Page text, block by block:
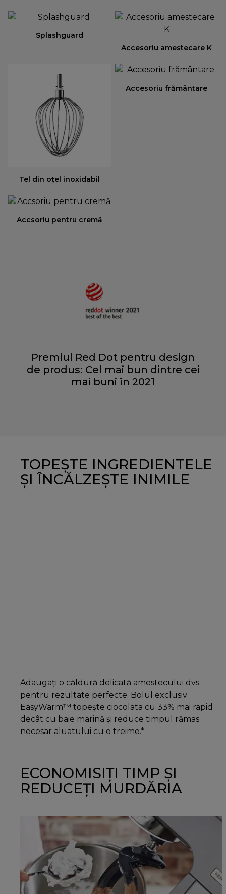
Splashguard
Accesoriu amestecare K
Tel din oţel inoxidabil
Accesoriu frământare
Accsoriu pentru cremă
Premiul Red Dot pentru design
de produs: Cel mai bun dintre cei
mai buni în 2021
TOPEŞTE INGREDIENTELE
ŞI ÎNCĂLZEŞTE INIMILE
Adaugați o căldură delicată amestecului dvs.
pentru rezultate perfecte. Bolul exclusiv
EasyWarm™ topește ciocolata cu 33% mai rapid
decât cu baie marină și reduce timpul rămas
necesar aluatului cu o treime.*
ECONOMISIȚI TIMP ȘI
REDUCEȚI MURDĂRIA